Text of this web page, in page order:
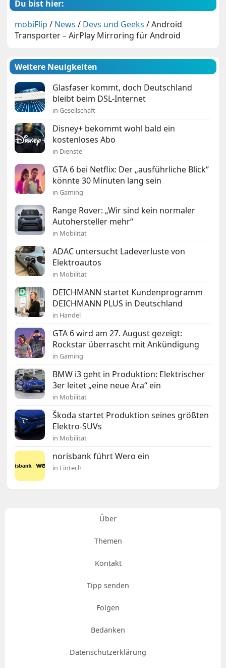
Du bist hier:
mobiFlip / News / Devs und Geeks /Android
Transporter – AirPlay Mirroring für Android
Weitere Neuigkeiten
Glasfaser kommt, doch Deutschland
bleibt beim DSL-Internet
in Gesellschaft
Disney+ bekommt wohl bald ein
kostenloses Abo
in Dienste
GTA 6 bei Netflix: Der „ausführliche Blick“
könnte 30 Minuten lang sein
in Gaming
Range Rover: „Wir sind kein normaler
Autohersteller mehr“
in Mobilität
ADAC untersucht Ladeverluste von
Elektroautos
in Mobilität
DEICHMANN startet Kundenprogramm
DEICHMANN PLUS in Deutschland
in Handel
GTA 6 wird am 27. August gezeigt:
Rockstar überrascht mit Ankündigung
in Gaming
BMW i3 geht in Produktion: Elektrischer
3er leitet „eine neue Ära“ ein
in Mobilität
Škoda startet Produktion seines größten
Elektro-SUVs
in Mobilität
norisbank führt Wero ein
in Fintech
Über
Themen
Kontakt
Tipp senden
Folgen
Bedanken
Datenschutzerklärung